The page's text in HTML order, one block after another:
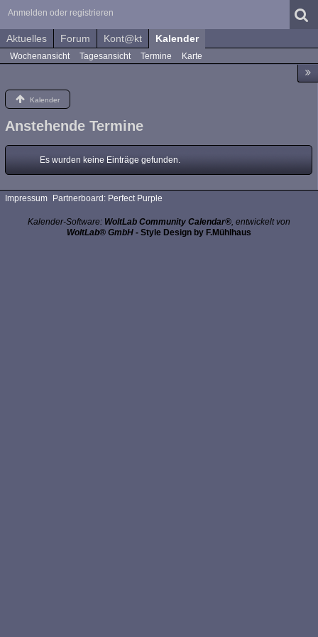
Anmelden oder registrieren
Aktuelles Forum Kont@kt Kalender
Wochenansicht Tagesansicht Termine Karte
Kalender
Anstehende Termine
Es wurden keine Einträge gefunden.
Impressum Partnerboard: Perfect Purple
Kalender-Software: WoltLab Community Calendar®, entwickelt von
WoltLab® GmbH